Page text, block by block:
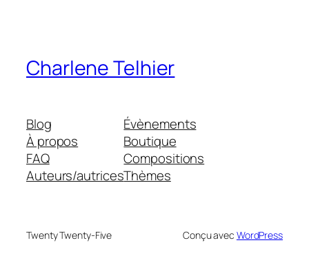
Charlene Telhier
Blog
À propos
FAQ
Auteurs/autrices
Évènements
Boutique
Compositions
Thèmes
Twenty Twenty-Five Conçu avec WordPress